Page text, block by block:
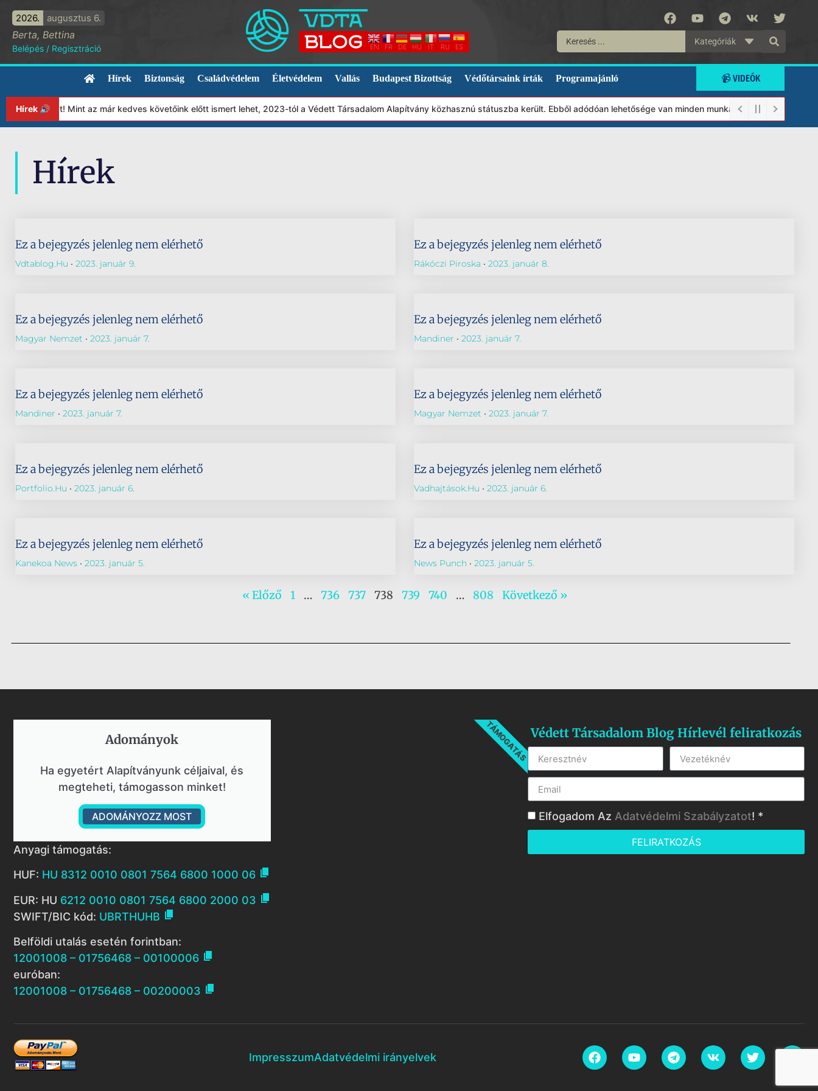
2026. augusztus 6.
Berta, Bettina
Belépés / Regisztráció EN FR DE HU IT RU ES
Kategóriák
Hírek Biztonság Családvédelem Életvédelem Vallás Budapest Bizottság Védőtársaink írták Programajánló 📹 VIDEÓK
Hírek 🔊 Mint az már kedves követőink előtt ismert lehet, 2023-tól a Védett Társadalom Alapítvány közhasznú státuszba került. Ebből adódóan lehetősége van minden munkánkat segíteni
Hírek
Ez a bejegyzés jelenleg nem elérhető
Vdtablog.hu 2023. január 9.
Ez a bejegyzés jelenleg nem elérhető
Rákóczi Piroska 2023. január 8.
Ez a bejegyzés jelenleg nem elérhető
Magyar Nemzet 2023. január 7.
Ez a bejegyzés jelenleg nem elérhető
Mandiner 2023. január 7.
Ez a bejegyzés jelenleg nem elérhető
Mandiner 2023. január 7.
Ez a bejegyzés jelenleg nem elérhető
Magyar Nemzet 2023. január 7.
Ez a bejegyzés jelenleg nem elérhető
Portfolio.hu 2023. január 6.
Ez a bejegyzés jelenleg nem elérhető
Vadhajtások.hu 2023. január 6.
Ez a bejegyzés jelenleg nem elérhető
Kanekoa News 2023. január 5.
Ez a bejegyzés jelenleg nem elérhető
News Punch 2023. január 5.
« Előző 1 … 736 737 738 739 740 … 808 Következő »
Adományok​
Ha egyetért Alapítványunk céljaival, és
megteheti, támogasson minket!
ADOMÁNYOZZ MOST
TÁMOGATÁS
Anyagi támogatás:
HUF: HU 8312 0010 0801 7564 6800 1000 06 
EUR: HU 6212 0010 0801 7564 6800 2000 03 
SWIFT/BIC kód: UBRTHUHB 
Belföldi utalás esetén forintban:
12001008 – 01756468 – 00100006 
euróban:
12001008 – 01756468 – 00200003 
Védett Társadalom Blog Hírlevél feliratkozás
Elfogadom Az Adatvédelmi Szabályzatot! *
FELIRATKOZÁS
ImpresszumAdatvédelmi irányelvek